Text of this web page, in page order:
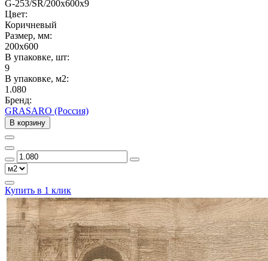
G-253/SR/200x600x9
Цвет:
Коричневый
Размер, мм:
200x600
В упаковке, шт:
9
В упаковке, м2:
1.080
Бренд:
GRASARO (Россия)
В корзину
Купить в 1 клик